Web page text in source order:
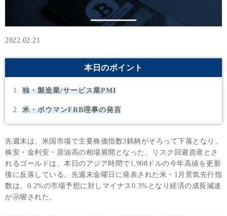
2022.02.21
本日のポイント
独・製造業/サービス業PMI
米・ボウマンFRB理事の発言
先週末は、米国市場で主要株価指数3銘柄がそろって下落となり、
株安・金利安・原油高の相場展開となった。リスク回避資産とさ
れるゴールドは、本日のアジア時間で1,908ドルの今年高値を更新
後に反落している。先週末金曜日に発表された米・1月景気先行指
数は、0.2%の市場予想に対しマイナス0.3%となり経済の成長減速
が示唆された。